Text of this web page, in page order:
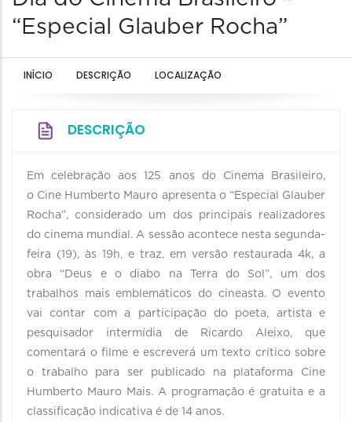
“Especial Glauber Rocha”
INÍCIO DESCRIÇÃO LOCALIZAÇÃO
DESCRIÇÃO
Em celebração aos 125 anos do Cinema Brasileiro,
o Cine Humberto Mauro apresenta o “Especial Glauber
Rocha”, considerado um dos principais realizadores
do cinema mundial. A sessão acontece nesta segunda-
feira (19), às 19h, e traz, em versão restaurada 4k, a
obra “Deus e o diabo na Terra do Sol”, um dos
trabalhos mais emblemáticos do cineasta. O evento
vai contar com a participação do poeta, artista e
pesquisador intermídia de Ricardo Aleixo, que
comentará o filme e escreverá um texto crítico sobre
o trabalho para ser publicado na plataforma Cine
Humberto Mauro Mais. A programação é gratuita e a
classificação indicativa é de 14 anos.